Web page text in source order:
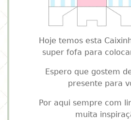
Hoje temos esta
super fofa para
Espero que gostem
presente para
Por aqui sempre com
muita